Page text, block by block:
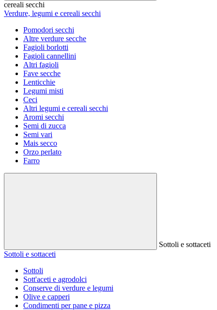
cereali secchi
Verdure, legumi e cereali secchi
Pomodori secchi
Altre verdure secche
Fagioli borlotti
Fagioli cannellini
Altri fagioli
Fave secche
Lenticchie
Legumi misti
Ceci
Altri legumi e cereali secchi
Aromi secchi
Semi di zucca
Semi vari
Mais secco
Orzo perlato
Farro
Sottoli e sottaceti
Sottoli e sottaceti
Sottoli
Sott'aceti e agrodolci
Conserve di verdure e legumi
Olive e capperi
Condimenti per pane e pizza